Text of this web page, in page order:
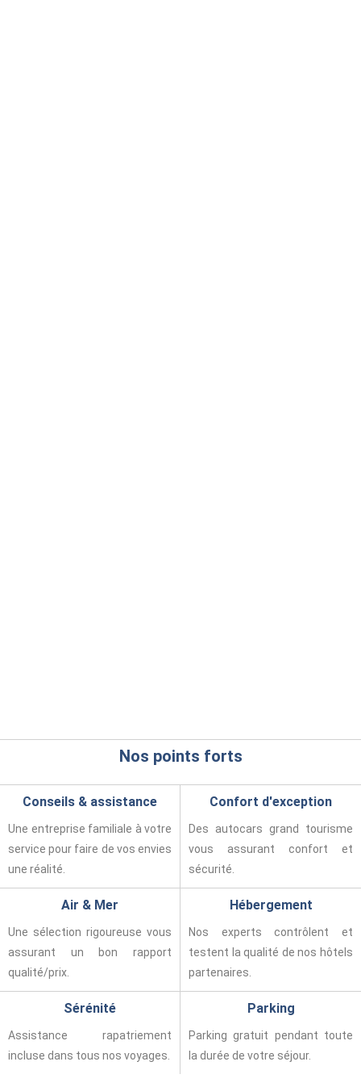
Nos points forts
Conseils & assistance
Une entreprise familiale à votre
service pour faire de vos envies
une réalité.
Confort d'exception
Des autocars grand tourisme
vous assurant confort et
sécurité.
Air & Mer
Une sélection rigoureuse vous
assurant un bon rapport
qualité/prix.
Hébergement
Nos experts contrôlent et
testent la qualité de nos hôtels
partenaires.
Sérénité
Assistance rapatriement
incluse dans tous nos voyages.
Parking
Parking gratuit pendant toute
la durée de votre séjour.